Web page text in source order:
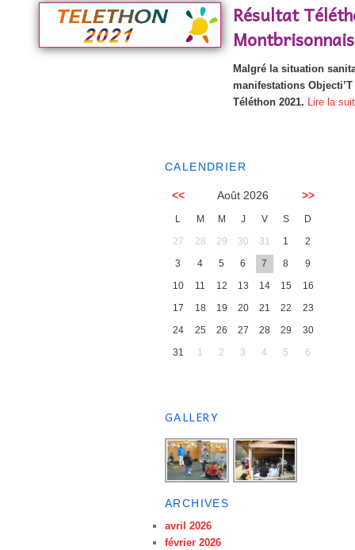
Résultat
Montbrisonnais
Malgré la situation
manifestations
Téléthon 2021. Lire la
CALENDRIER
<< Août 2026 >>
L M M J V S
D
27
28 29 30 31 1
2
3
4 5 6 7 8
9
10
11 12 13 14 15
16
17
18 19 20 21 22
23
24
25 26 27 28 29
30
31
1 2 3 4 5 6
GALLERY
ARCHIVES
avril 2026
février 2026